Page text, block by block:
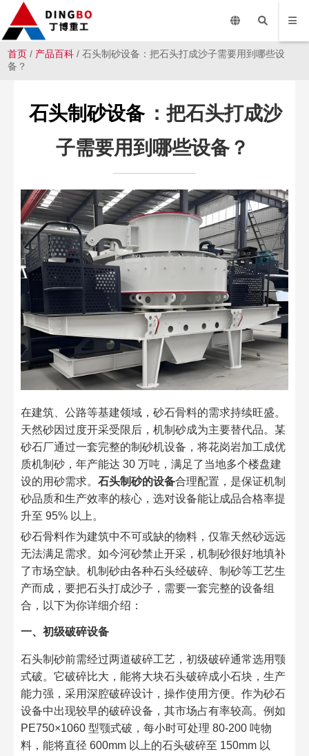
首页 / 产品百科 / 石头制砂设备：把石头打成沙子需要用到哪些设
备？
石头制砂设备 ：把石头打成沙
子需要用到哪些设备？
在建筑、公路等基建领域，砂石骨料的需求持续旺盛。
天然砂因过度开采受限后，机制砂成为主要替代品。某
砂石厂通过一套完整的制砂机设备，将花岗岩加工成优
质机制砂，年产能达 30 万吨，满足了当地多个楼盘建
设的用砂需求。 石头制砂的设备合理配置，是保证机制
砂品质和生产效率的核心，选对设备能让成品合格率提
升至 95% 以上。​
砂石骨料作为建筑中不可或缺的物料，仅靠天然砂远远
无法满足需求。如今河砂禁止开采，机制砂很好地填补
了市场空缺。机制砂由各种石头经破碎、制砂等工艺生
产而成，要把石头打成沙子，需要一套完整的设备组
合，以下为你详细介绍：​
一、初级破碎设备​
石头制砂前需经过两道破碎工艺，初级破碎通常选用颚
式破。它破碎比大，能将大块石头破碎成小石块，生产
能力强，采用深腔破碎设计，操作使用方便。作为砂石
设备中出现较早的破碎设备，其市场占有率较高。例如
PE750×1060 型颚式破，每小时可处理 80-200 吨物
料，能将直径 600mm 以上的石头破碎至 150mm 以